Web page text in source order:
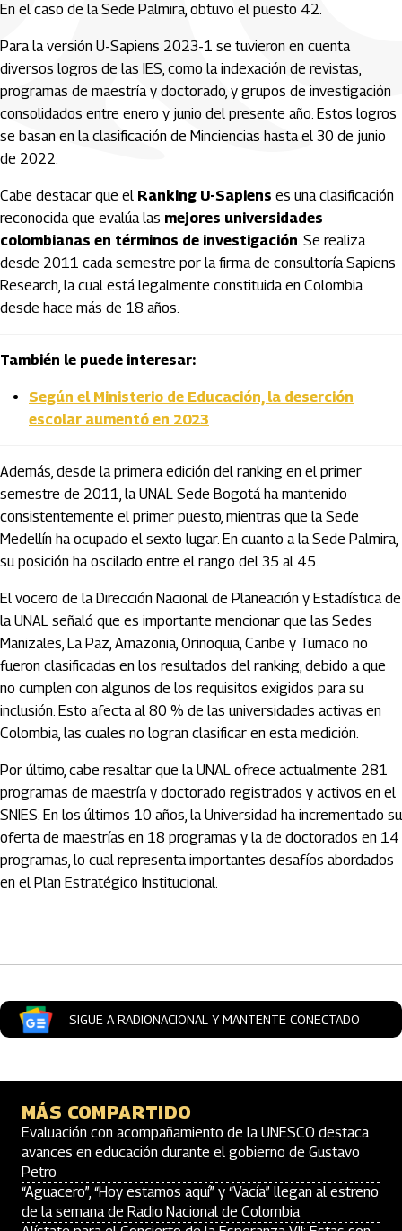
En el caso de la Sede Palmira, obtuvo el puesto 42.
Para la versión U-Sapiens 2023-1 se tuvieron en cuenta
diversos logros de las IES, como la indexación de revistas,
programas de maestría y doctorado, y grupos de investigación
consolidados entre enero y junio del presente año. Estos logros
se basan en la clasificación de Minciencias hasta el 30 de junio
de 2022.
Cabe destacar que el Ranking U-Sapiens es una clasificación
reconocida que evalúa las mejores universidades
colombianas en términos de investigación. Se realiza
desde 2011 cada semestre por la firma de consultoría Sapiens
Research, la cual está legalmente constituida en Colombia
desde hace más de 18 años.
También le puede interesar:
Según el Ministerio de Educación, la deserción
escolar aumentó en 2023
Además, desde la primera edición del ranking en el primer
semestre de 2011, la UNAL Sede Bogotá ha mantenido
consistentemente el primer puesto, mientras que la Sede
Medellín ha ocupado el sexto lugar. En cuanto a la Sede Palmira,
su posición ha oscilado entre el rango del 35 al 45.
El vocero de la Dirección Nacional de Planeación y Estadística de
la UNAL señaló que es importante mencionar que las Sedes
Manizales, La Paz, Amazonia, Orinoquia, Caribe y Tumaco no
fueron clasificadas en los resultados del ranking, debido a que
no cumplen con algunos de los requisitos exigidos para su
inclusión. Esto afecta al 80 % de las universidades activas en
Colombia, las cuales no logran clasificar en esta medición.
Por último, cabe resaltar que la UNAL ofrece actualmente 281
programas de maestría y doctorado registrados y activos en el
SNIES. En los últimos 10 años, la Universidad ha incrementado su
oferta de maestrías en 18 programas y la de doctorados en 14
programas, lo cual representa importantes desafíos abordados
en el Plan Estratégico Institucional.
SIGUE A RADIONACIONAL Y MANTENTE CONECTADO
MÁS COMPARTIDO
Evaluación con acompañamiento de la UNESCO destaca
avances en educación durante el gobierno de Gustavo
Petro
“Aguacero”, “Hoy estamos aquí” y “Vacía” llegan al estreno
de la semana de Radio Nacional de Colombia